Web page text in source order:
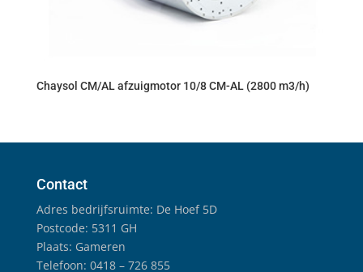
Chaysol CM/AL afzuigmotor 10/8 CM-AL (2800 m3/h)
Contact
Adres bedrijfsruimte: De Hoef 5D
Postcode: 5311 GH
Plaats: Gameren
Telefoon: 0418 – 726 855